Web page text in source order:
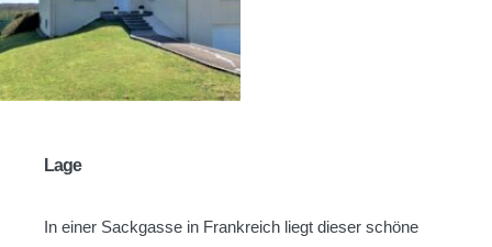
Lage
In einer Sackgasse in Frankreich liegt dieser schöne